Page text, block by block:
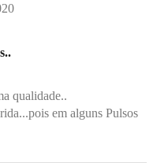
qualidade..
em alguns Pulsos